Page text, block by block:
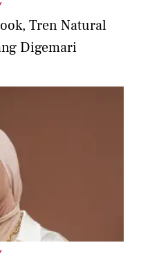
Tren Natural
Digemari